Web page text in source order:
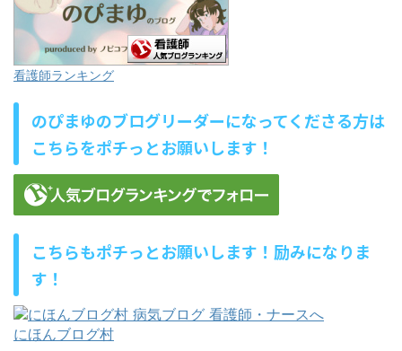
看護師ランキング
のぴまゆのブログリーダーになってくださる方は
こちらをポチっとお願いします！
こちらもポチっとお願いします！励みになりま
す！
にほんブログ村